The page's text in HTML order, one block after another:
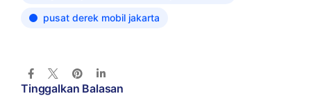
pusat derek mobil jakarta
Tinggalkan Balasan